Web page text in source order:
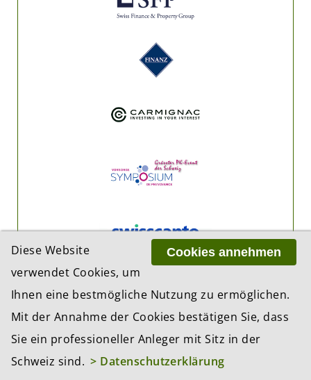
Cookies annehmen
Diese Website
verwendet Cookies, um
Ihnen eine bestmögliche Nutzung zu ermöglichen.
Mit der Annahme der Cookies bestätigen Sie, dass
Sie ein professioneller Anleger mit Sitz in der
Schweiz sind. > Datenschutzerklärung